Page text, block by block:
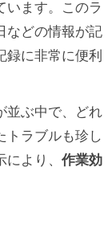
います。このラ
などの情報が記
録に非常に便利
並ぶ中で、どれ
トラブルも珍し
により、作業効